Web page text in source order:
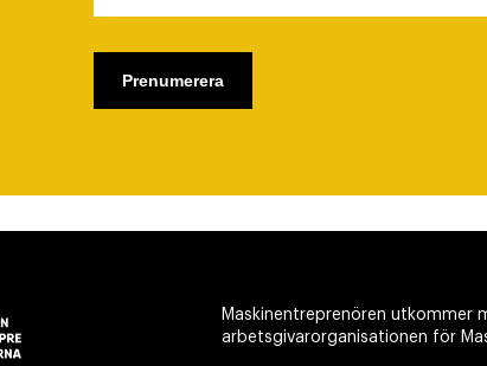
Maskinentreprenören utkommer
arbetsgivarorganisationen för